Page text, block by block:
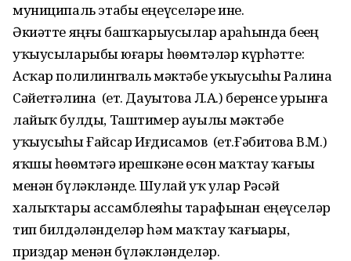
муниципаль этабы еңеүселәре ине.
Әкиәтте яңғыҙ башҡарыусылар араһында беҙҙең
уҡыусыларыбыҙ юғары һөҙөмтәләр күрһәтте:
Асҡар полилингваль мәктәбе уҡыусыһы Ралина
Сәйетғәлина (ет. Дауытова Л.А.) беренсе урынға
лайыҡ булды, Таштимер ауылы мәктәбе
уҡыусыһы Ғайсар Иғдисамов (ет.Ғәбитова В.М.)
яҡшы һөҙөмтәгә ирешкәне өсөн маҡтау ҡағыҙы
менән бүләкләнде. Шулай уҡ улар Рәсәй
халыҡтары ассамблеяһы тарафынан еңеүселәр
тип билдәләнделәр һәм маҡтау ҡағыҙҙары,
приздар менән бүләкләнделәр.